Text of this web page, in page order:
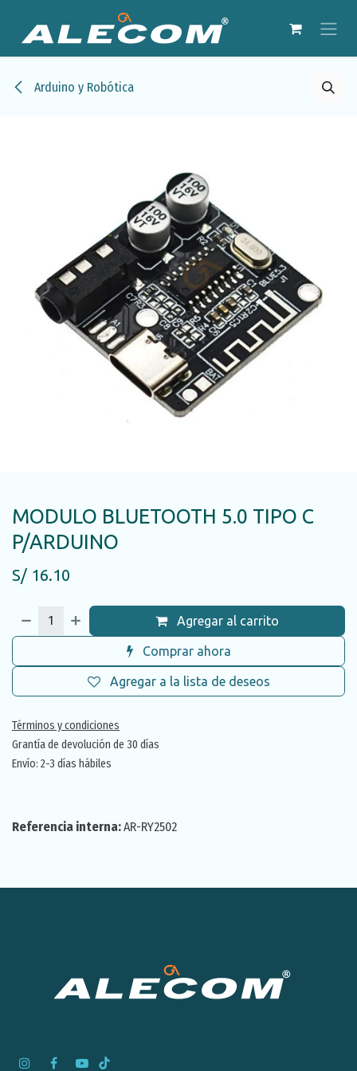
Arduino y Robótica
MODULO BLUETOOTH 5.0 TIPO C
P/ARDUINO
S/ 16.10
Agregar al carrito
Comprar ahora
Agregar a la lista de deseos
Términos y condiciones
Grantía de devolución de 30 días
Envío: 2-3 días hábiles
Referencia interna:AR-RY2502